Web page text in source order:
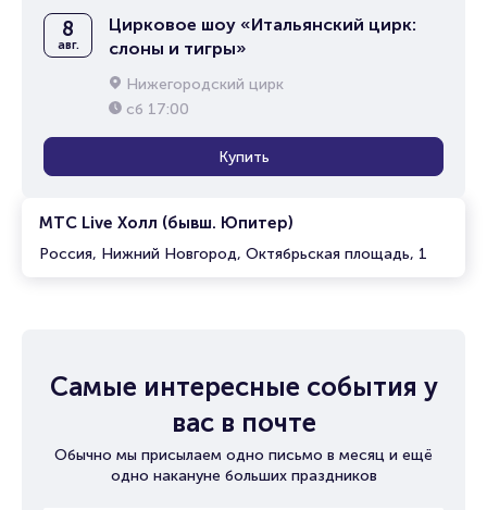
МТС Live Холл (бывш. Юпитер)
Россия, Нижний Новгород, Октябрьская площадь, 1
8
авг.
Цирковое шоу «Итальянский цирк:
слоны и тигры»
Нижегородский цирк
сб 17:00
Купить
Самые интересные события у
вас в почте
Обычно мы присылаем одно письмо в месяц и ещё
одно накануне больших праздников